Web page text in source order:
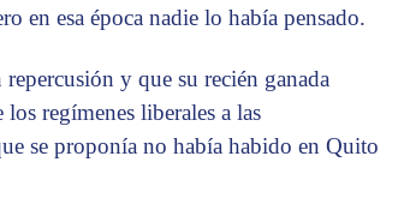
en esa época nadie lo había pensado.
y que su recién ganada
regímenes liberales a las
se proponía no había habido en Quito